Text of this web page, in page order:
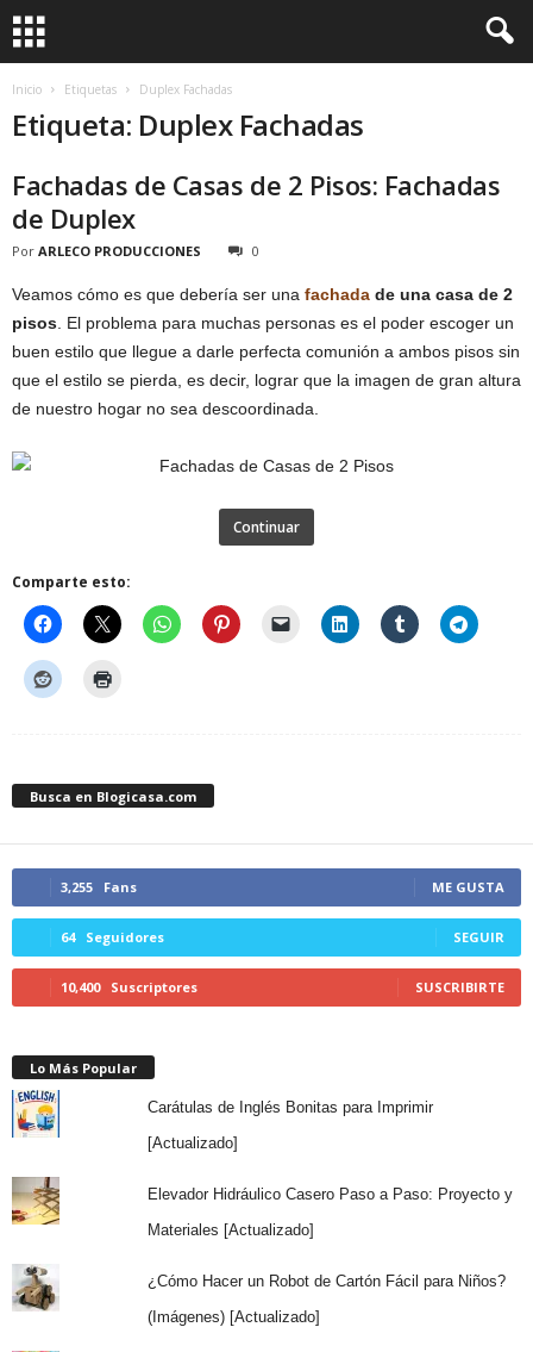
Inicio Etiquetas Duplex Fachadas
Etiqueta: Duplex Fachadas
Fachadas de Casas de 2 Pisos: Fachadas
de Duplex
Por ARLECO PRODUCCIONES 0
Veamos cómo es que debería ser una fachada de una casa de 2
pisos . El problema para muchas personas es el poder escoger un
buen estilo que llegue a darle perfecta comunión a ambos pisos sin
que el estilo se pierda, es decir, lograr que la imagen de gran altura
de nuestro hogar no sea descoordinada.
Continuar
Comparte esto:
Busca en Blogicasa.com
3,255 Fans ME GUSTA
64 Seguidores SEGUIR
10,400 Suscriptores SUSCRIBIRTE
Lo Más Popular
Carátulas de Inglés Bonitas para Imprimir
[Actualizado]
Elevador Hidráulico Casero Paso a Paso: Proyecto y
Materiales [Actualizado]
¿Cómo Hacer un Robot de Cartón Fácil para Niños?
(Imágenes) [Actualizado]